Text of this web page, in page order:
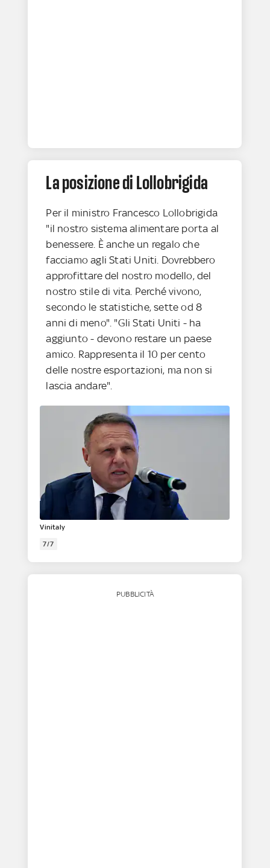
La posizione di Lollobrigida
Per il ministro Francesco Lollobrigida
"il nostro sistema alimentare porta al
benessere. È anche un regalo che
facciamo agli Stati Uniti. Dovrebbero
approfittare del nostro modello, del
nostro stile di vita. Perché vivono,
secondo le statistiche, sette od 8
anni di meno". "Gli Stati Uniti - ha
aggiunto - devono restare un paese
amico. Rappresenta il 10 per cento
delle nostre esportazioni, ma non si
lascia andare".
Vinitaly
7/7
PUBBLICITÀ